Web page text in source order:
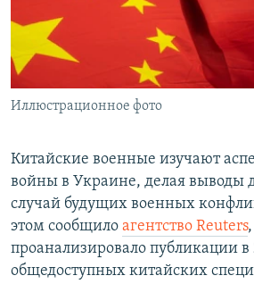
ПОБЕДИТЕЛЕЙ НЕ СУДЯТ?
КРЫМ.НЕПОКОРЕННЫЙ
УКРАИНСКАЯ ПРОБЛЕМА КРЫМА
ПРИСОЕДИНЯЙТЕСЬ!
Иллюстрационное фото
Китайские военные изучают
войны в Украине, делая выводы
случай будущих военных
этом сообщило агентство Reuters
проанализировало публикации в
общедоступных китайских